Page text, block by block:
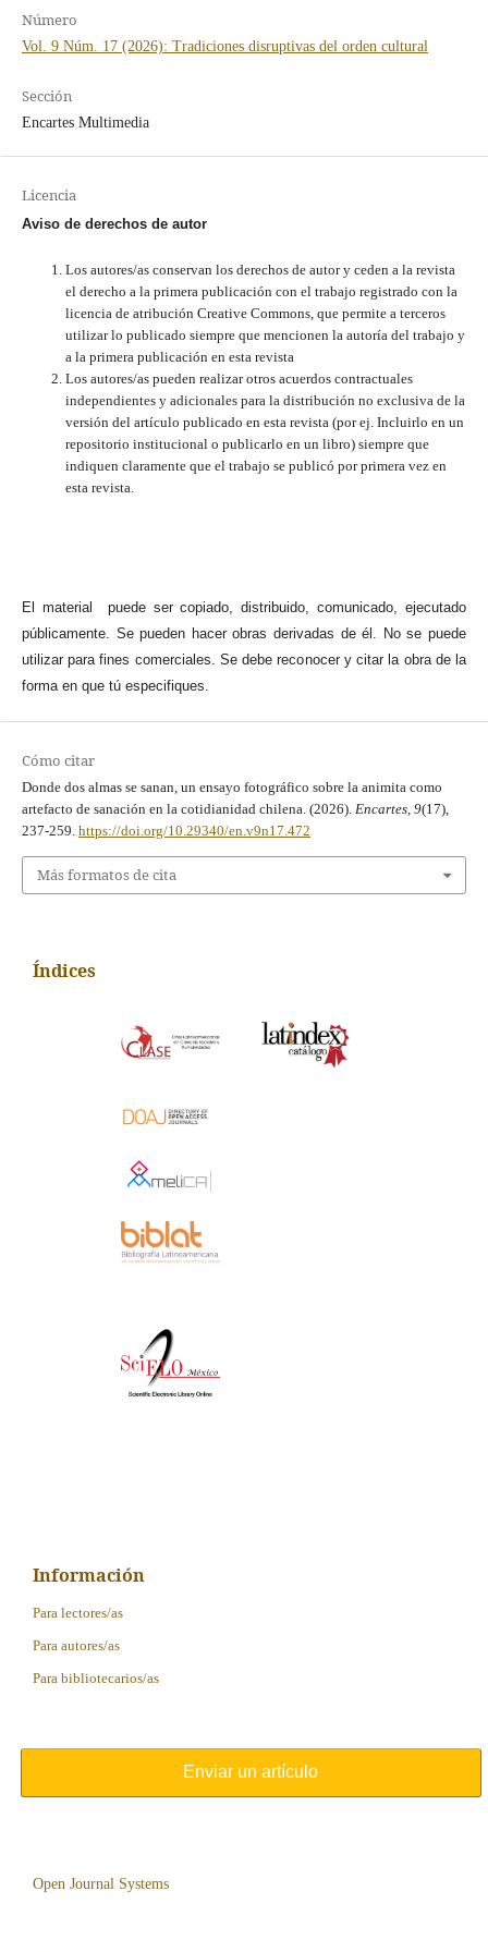
Número
Vol. 9 Núm. 17 (2026): Tradiciones disruptivas del orden cultural
Sección
Encartes Multimedia
Licencia
Aviso de derechos de autor
Los autores/as conservan los derechos de autor y ceden a la revista
el derecho a la primera publicación con el trabajo registrado con la
licencia de atribución Creative Commons, que permite a terceros
utilizar lo publicado siempre que mencionen la autoría del trabajo y
a la primera publicación en esta revista
Los autores/as pueden realizar otros acuerdos contractuales
independientes y adicionales para la distribución no exclusiva de la
versión del artículo publicado en esta revista (por ej. Incluirlo en un
repositorio institucional o publicarlo en un libro) siempre que
indiquen claramente que el trabajo se publicó por primera vez en
esta revista.
El material puede ser copiado, distribuido, comunicado, ejecutado
públicamente. Se pueden hacer obras derivadas de él. No se puede
utilizar para fines comerciales. Se debe reconocer y citar la obra de la
forma en que tú especifiques.
Cómo citar
Donde dos almas se sanan, un ensayo fotográfico sobre la animita como
artefacto de sanación en la cotidianidad chilena. (2026). Encartes, 9(17),
237-259. https://doi.org/10.29340/en.v9n17.472
Más formatos de cita
Índices
Información
Para lectores/as
Para autores/as
Para bibliotecarios/as
Enviar un artículo
Open Journal Systems